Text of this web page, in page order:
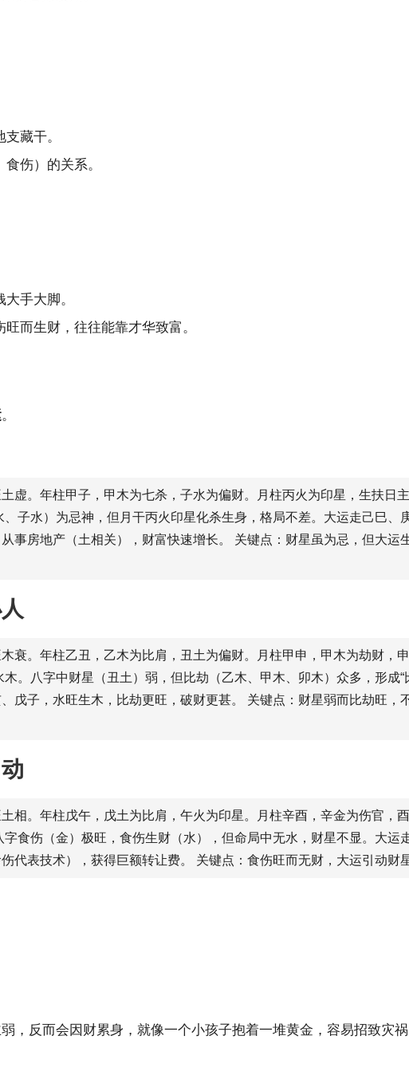
藏干。
伤）的关系。
手大脚。
而生财，往往能靠才华致富。
。
虚。年柱甲子，甲木为七杀，子水为偏财。月柱丙火为印星，生扶日
子水）为忌神，但月干丙火印星化杀生身，格局不差。大运走己巳、
事房地产（土相关），财富快速增长。 关键点：财星虽为忌，但大运
衰。年柱乙丑，乙木为比肩，丑土为偏财。月柱甲申，甲木为劫财，
。八字中财星（丑土）弱，但比劫（乙木、甲木、卯木）众多，形成“
戊子，水旺生木，比劫更旺，破财更甚。 关键点：财星弱而比劫旺，
相。年柱戊午，戊土为比肩，午火为印星。月柱辛酉，辛金为伤官，
食伤（金）极旺，食伤生财（水），但命局中无水，财星不显。大运
代表技术），获得巨额转让费。 关键点：食伤旺而无财，大运引动财
，反而会因财累身，就像一个小孩子抱着一堆黄金，容易招致灾